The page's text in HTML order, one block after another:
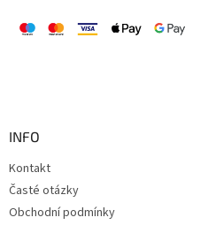
INFO
Kontakt
Časté otázky
Obchodní podmínky